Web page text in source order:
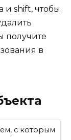
и shift, чтобы
получите
в
с которым